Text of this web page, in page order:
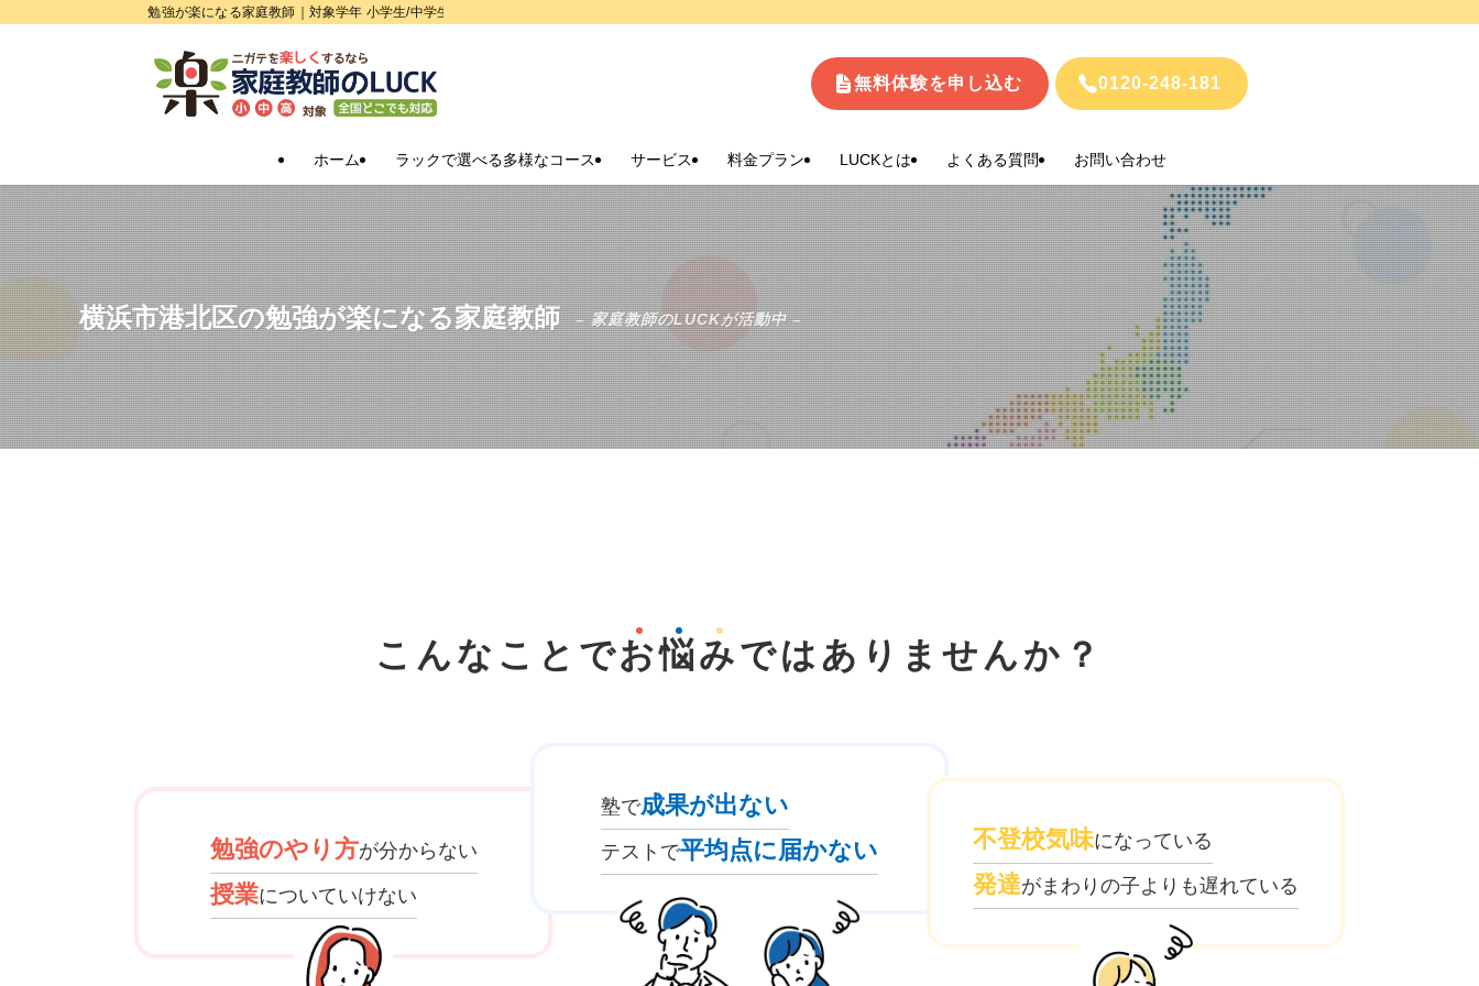
勉強が楽になる家庭教師｜対象学年 小学生/中学生/高校生
ホーム ラックで選べる多様なコース サービス 料金プラン LUCKとは よくある質問 お問い合わせ
無料体験を申し込む 0120-248-181
横浜市港北区の勉強が楽になる家庭教師 – 家庭教師のLUCKが活動中 –
こんなことでお悩みでは ありませんか？
勉強のやり方が分からない
授業についていけない
塾で成果が出ない
テストで平均点に届かない 不登校気味になっている
発達がまわりの子よりも遅れている